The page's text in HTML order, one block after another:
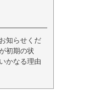
知らせくだ
初期の状
かなる理由